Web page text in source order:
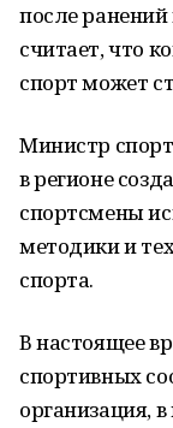
после ранений
считает, что
спорт может
Министр
в регионе
спортсмены
методики и
спорта.
В настоящее
спортивных
организация,